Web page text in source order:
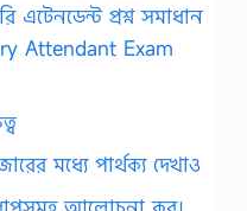
এটেনডেন্ট প্রশ্ন সমাধান
Attendant Exam
মধ্যে পার্থক্য দেখাও